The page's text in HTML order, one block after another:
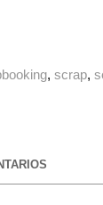
scrap